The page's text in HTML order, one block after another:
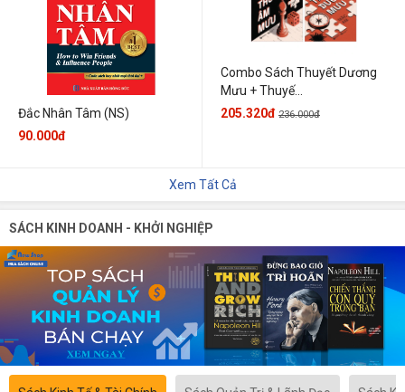
Đắc Nhân Tâm (NS)
90.000đ
Combo Sách Thuyết Dương
Mưu + Thuyế...
205.320đ 236.000đ
Xem Tất Cả
SÁCH KINH DOANH - KHỞI NGHIỆP